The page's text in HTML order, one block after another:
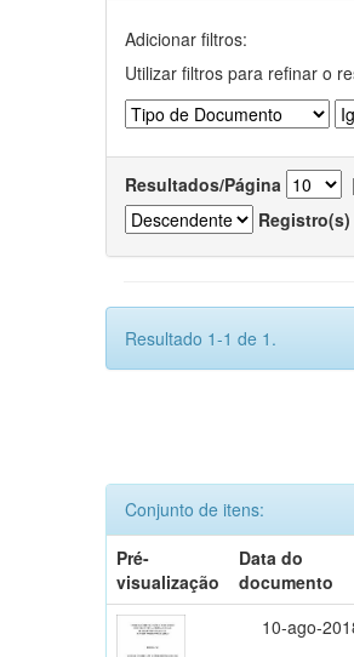
Adicionar filtros:
Utilizar filtros para refinar o
Resultados/Página |
Registro(s)
Resultado 1-1 de 1.
Conjunto de itens:
Pré-
visualização
Data do
documento
10-ago-